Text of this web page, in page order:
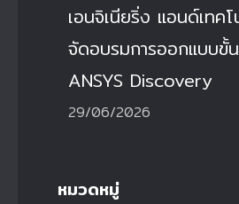
เอนจิเนียริ่ง แอนด์เทค
จัดอบรมการออกแบบขั้
ANSYS Discovery
29/06/2026
หมวดหมู่